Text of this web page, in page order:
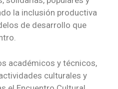
la inclusión productiva
de desarrollo que
académicos y técnicos,
culturales y